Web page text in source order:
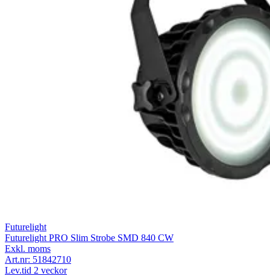
Futurelight
Futurelight PRO Slim Strobe SMD 840 CW
Exkl. moms
Art.nr: 51842710
Lev.tid 2 veckor